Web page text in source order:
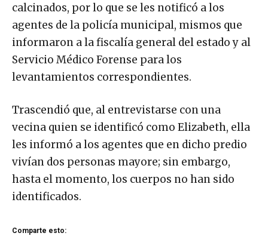
calcinados, por lo que se les notificó a los
agentes de la policía municipal, mismos que
informaron a la fiscalía general del estado y al
Servicio Médico Forense para los
levantamientos correspondientes.
Trascendió que, al entrevistarse con una
vecina quien se identificó como Elizabeth, ella
les informó a los agentes que en dicho predio
vivían dos personas mayore; sin embargo,
hasta el momento, los cuerpos no han sido
identificados.
Comparte esto: